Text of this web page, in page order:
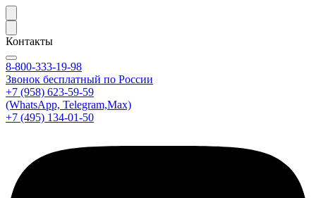
Контакты
8-800-333-19-98
Звонок бесплатный по России
+7 (958) 623-59-59
(WhatsApp, Telegram,Max)
+7 (495) 134-01-50